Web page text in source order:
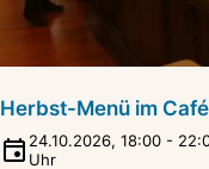
Herbst-Menü im
24.10.2026, 18:00 -
Uhr